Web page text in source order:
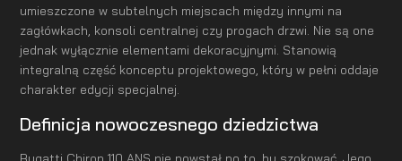
umieszczone w subtelnych miejscach między innymi na
zagłówkach, konsoli centralnej czy progach drzwi. Nie są one
jednak wyłącznie elementami dekoracyjnymi. Stanowią
integralną część konceptu projektowego, który w pełni oddaje
charakter edycji specjalnej.
Definicja nowoczesnego dziedzictwa